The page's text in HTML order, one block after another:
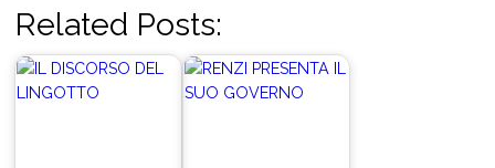
Related Posts: